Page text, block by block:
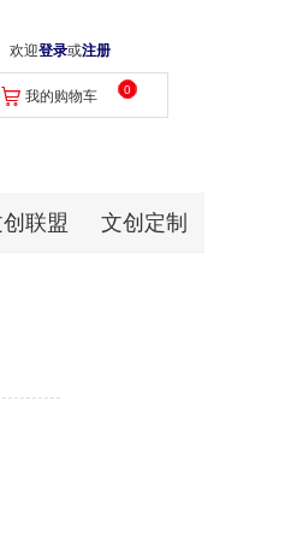
欢迎登录或注册
我的购物车 0
联盟 文创定制